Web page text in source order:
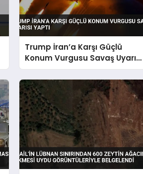
Trump İran’a Karşı Güçlü
Konum Vurgusu Savaş Uyarısı
Yaptı